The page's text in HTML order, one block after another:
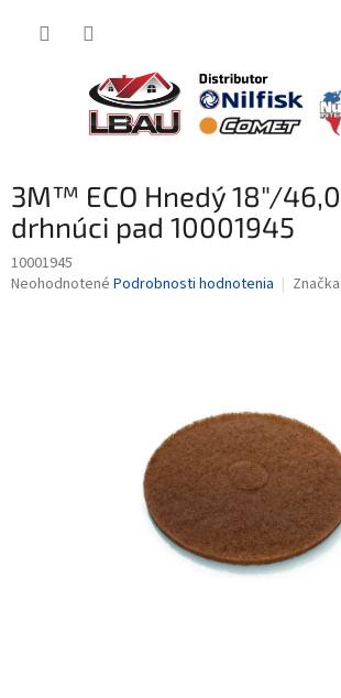
3M™ ECO Hnedý 18"/
drhnúci pad 10001945
10001945
Priemerné
Neohodnotené Podrobnosti hodnotenia Značka: